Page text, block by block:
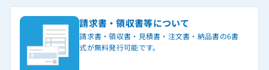
請求書・領収書等について
請求書・領収書・見積書・注文書・納品書の6書
式が無料発行可能です。